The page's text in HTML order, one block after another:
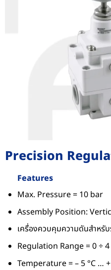
Precision
Features
Max. Pressure = 10 bar
Assembly Position:
เครื่องควบคุมความดันสําหรั
Regulation Range = 0 ÷
Temperature = – 5 °C …